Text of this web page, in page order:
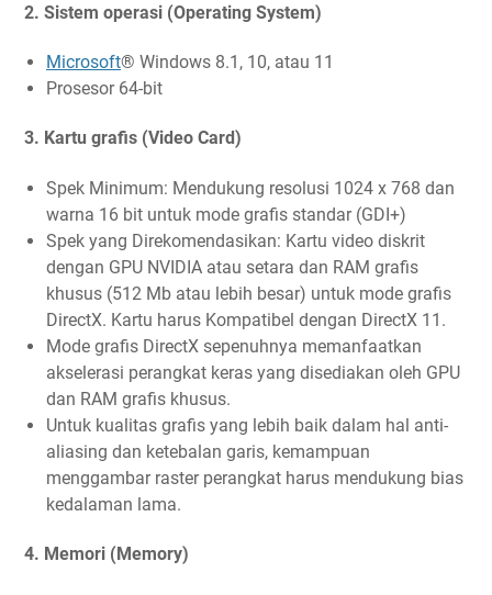
2. Sistem operasi (Operating System)
Microsoft® Windows 8.1, 10, atau 11
Prosesor 64-bit
3. Kartu grafis (Video Card)
Spek Minimum: Mendukung resolusi 1024 x 768 dan
warna 16 bit untuk mode grafis standar (GDI+)
Spek yang Direkomendasikan: Kartu video diskrit
dengan GPU NVIDIA atau setara dan RAM grafis
khusus (512 Mb atau lebih besar) untuk mode grafis
DirectX. Kartu harus Kompatibel dengan DirectX 11.
Mode grafis DirectX sepenuhnya memanfaatkan
akselerasi perangkat keras yang disediakan oleh GPU
dan RAM grafis khusus.
Untuk kualitas grafis yang lebih baik dalam hal anti-
aliasing dan ketebalan garis, kemampuan
menggambar raster perangkat harus mendukung bias
kedalaman lama.
4. Memori (Memory)